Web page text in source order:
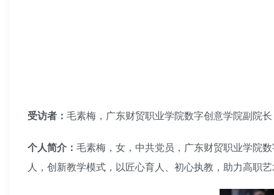
受访者： 毛素梅，广东财贸职业学院数字创意学院副院长
个人简介： 毛素梅，女，中共党员，广东财贸职业学院
人，创新教学模式，以匠心育人、初心执教，助力高职